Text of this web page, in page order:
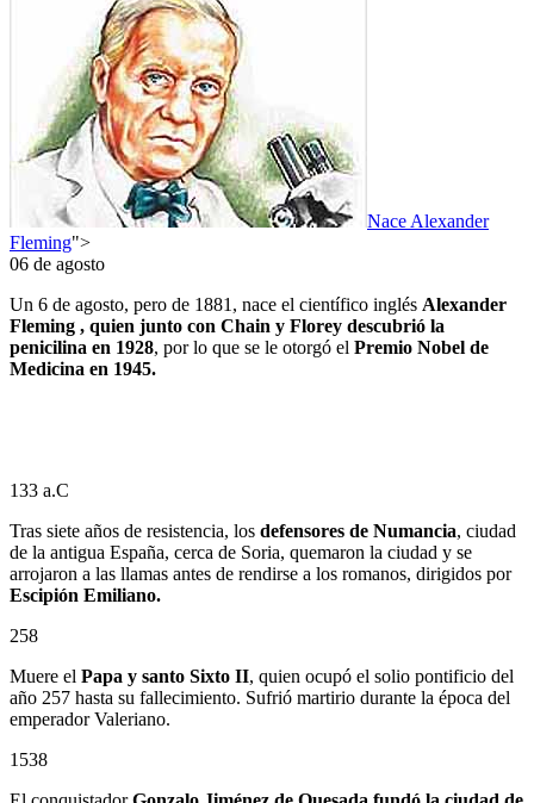
Nace Alexander
Fleming">
06 de agosto
Un 6 de agosto, pero de 1881, nace el científico inglés Alexander
Fleming , quien junto con Chain y Florey descubrió la
penicilina en 1928, por lo que se le otorgó el Premio Nobel de
Medicina en 1945.
133 a.C
Tras siete años de resistencia, los defensores de Numancia, ciudad
de la antigua España, cerca de Soria, quemaron la ciudad y se
arrojaron a las llamas antes de rendirse a los romanos, dirigidos por
Escipión Emiliano.
258
Muere el Papa y santo Sixto II, quien ocupó el solio pontificio del
año 257 hasta su fallecimiento. Sufrió martirio durante la época del
emperador Valeriano.
1538